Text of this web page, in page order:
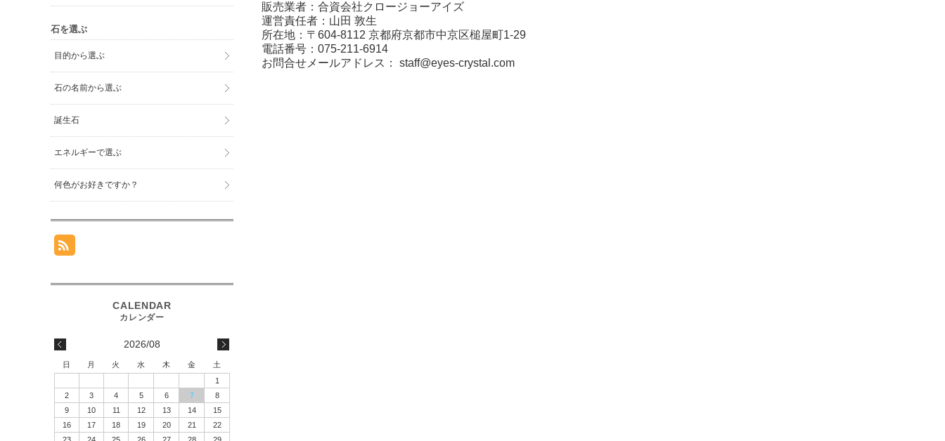
販売業者：合資会社クロージョーアイズ
運営責任者：山田 敦生
所在地：〒604-8112 京都府京都市中京区槌屋町1-29
電話番号：075-211-6914
お問合せメールアドレス： staff@eyes-crystal.com
石を選ぶ
目的から選ぶ
石の名前から選ぶ
誕生石
エネルギーで選ぶ
何色がお好きですか？
2026/08
日 月 火 水 木 金
土
1
2
3 4 5 6 7
8
9
10 11 12 13 14
15
16
17 18 19 20 21
22